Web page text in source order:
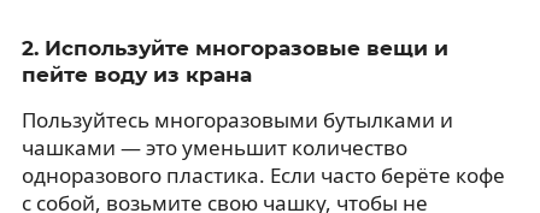
2. Используйте многоразовые вещи и
пейте воду из крана
Пользуйтесь многоразовыми бутылками и
чашками — это уменьшит количество
одноразового пластика. Если часто берёте кофе
с собой, возьмите свою чашку, чтобы не